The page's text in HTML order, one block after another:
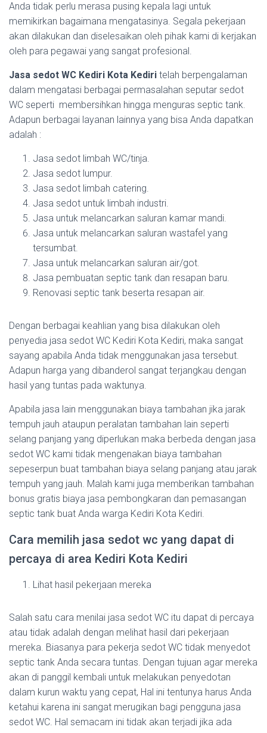
Anda tidak perlu merasa pusing kepala lagi untuk
memikirkan bagaimana mengatasinya. Segala pekerjaan
akan dilakukan dan diselesaikan oleh pihak kami di kerjakan
oleh para pegawai yang sangat profesional.
Jasa sedot WC Kediri Kota Kediri telah berpengalaman
dalam mengatasi berbagai permasalahan seputar sedot
WC seperti membersihkan hingga menguras septic tank.
Adapun berbagai layanan lainnya yang bisa Anda dapatkan
adalah :
Jasa sedot limbah WC/tinja.
Jasa sedot lumpur.
Jasa sedot limbah catering.
Jasa sedot untuk limbah industri.
Jasa untuk melancarkan saluran kamar mandi.
Jasa untuk melancarkan saluran wastafel yang
tersumbat.
Jasa untuk melancarkan saluran air/got.
Jasa pembuatan septic tank dan resapan baru.
Renovasi septic tank beserta resapan air.
Dengan berbagai keahlian yang bisa dilakukan oleh
penyedia jasa sedot WC Kediri Kota Kediri, maka sangat
sayang apabila Anda tidak menggunakan jasa tersebut.
Adapun harga yang dibanderol sangat terjangkau dengan
hasil yang tuntas pada waktunya.
Apabila jasa lain menggunakan biaya tambahan jika jarak
tempuh jauh ataupun peralatan tambahan lain seperti
selang panjang yang diperlukan maka berbeda dengan jasa
sedot WC kami tidak mengenakan biaya tambahan
sepeserpun buat tambahan biaya selang panjang atau jarak
tempuh yang jauh. Malah kami juga memberikan tambahan
bonus gratis biaya jasa pembongkaran dan pemasangan
septic tank buat Anda warga Kediri Kota Kediri.
Cara memilih jasa sedot wc yang dapat di
percaya di area Kediri Kota Kediri
Lihat hasil pekerjaan mereka
Salah satu cara menilai jasa sedot WC itu dapat di percaya
atau tidak adalah dengan melihat hasil dari pekerjaan
mereka. Biasanya para pekerja sedot WC tidak menyedot
septic tank Anda secara tuntas. Dengan tujuan agar mereka
akan di panggil kembali untuk melakukan penyedotan
dalam kurun waktu yang cepat, Hal ini tentunya harus Anda
ketahui karena ini sangat merugikan bagi pengguna jasa
sedot WC. Hal semacam ini tidak akan terjadi jika ada